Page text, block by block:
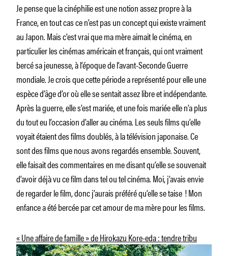
Je pense que la cinéphilie est une notion assez propre à la
France, en tout cas ce n’est pas un concept qui existe vraiment
au Japon. Mais c’est vrai que ma mère aimait le cinéma, en
particulier les cinémas américain et français, qui ont vraiment
bercé sa jeunesse, à l’époque de l’avant-Seconde Guerre
mondiale. Je crois que cette période a représenté pour elle une
espèce d’âge d’or où elle se sentait assez libre et indépendante.
Après la guerre, elle s’est mariée, et une fois mariée elle n’a plus
du tout eu l’occasion d’aller au cinéma. Les seuls films qu’elle
voyait étaient des films doublés, à la télévision japonaise. Ce
sont des films que nous avons regardés ensemble. Souvent,
elle faisait des commentaires en me disant qu’elle se souvenait
d’avoir déjà vu ce film dans tel ou tel cinéma. Moi, j’avais envie
de regarder le film, donc j’aurais préféré qu’elle se taise ! Mon
enfance a été bercée par cet amour de ma mère pour les films.
« Une affaire de famille » de Hirokazu Kore-eda : tendre tribu